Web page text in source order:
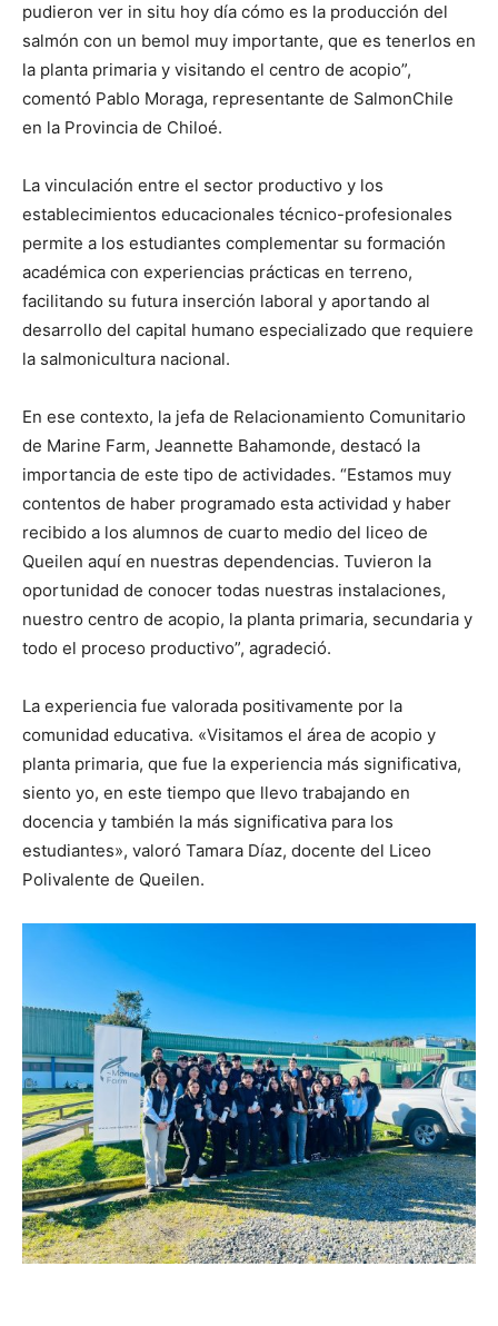
pudieron ver in situ hoy día cómo es la producción del
salmón con un bemol muy importante, que es tenerlos en
la planta primaria y visitando el centro de acopio”,
comentó Pablo Moraga, representante de SalmonChile
en la Provincia de Chiloé.
La vinculación entre el sector productivo y los
establecimientos educacionales técnico-profesionales
permite a los estudiantes complementar su formación
académica con experiencias prácticas en terreno,
facilitando su futura inserción laboral y aportando al
desarrollo del capital humano especializado que requiere
la salmonicultura nacional.
En ese contexto, la jefa de Relacionamiento Comunitario
de Marine Farm, Jeannette Bahamonde, destacó la
importancia de este tipo de actividades. “Estamos muy
contentos de haber programado esta actividad y haber
recibido a los alumnos de cuarto medio del liceo de
Queilen aquí en nuestras dependencias. Tuvieron la
oportunidad de conocer todas nuestras instalaciones,
nuestro centro de acopio, la planta primaria, secundaria y
todo el proceso productivo”, agradeció.
La experiencia fue valorada positivamente por la
comunidad educativa. «Visitamos el área de acopio y
planta primaria, que fue la experiencia más significativa,
siento yo, en este tiempo que llevo trabajando en
docencia y también la más significativa para los
estudiantes», valoró Tamara Díaz, docente del Liceo
Polivalente de Queilen.